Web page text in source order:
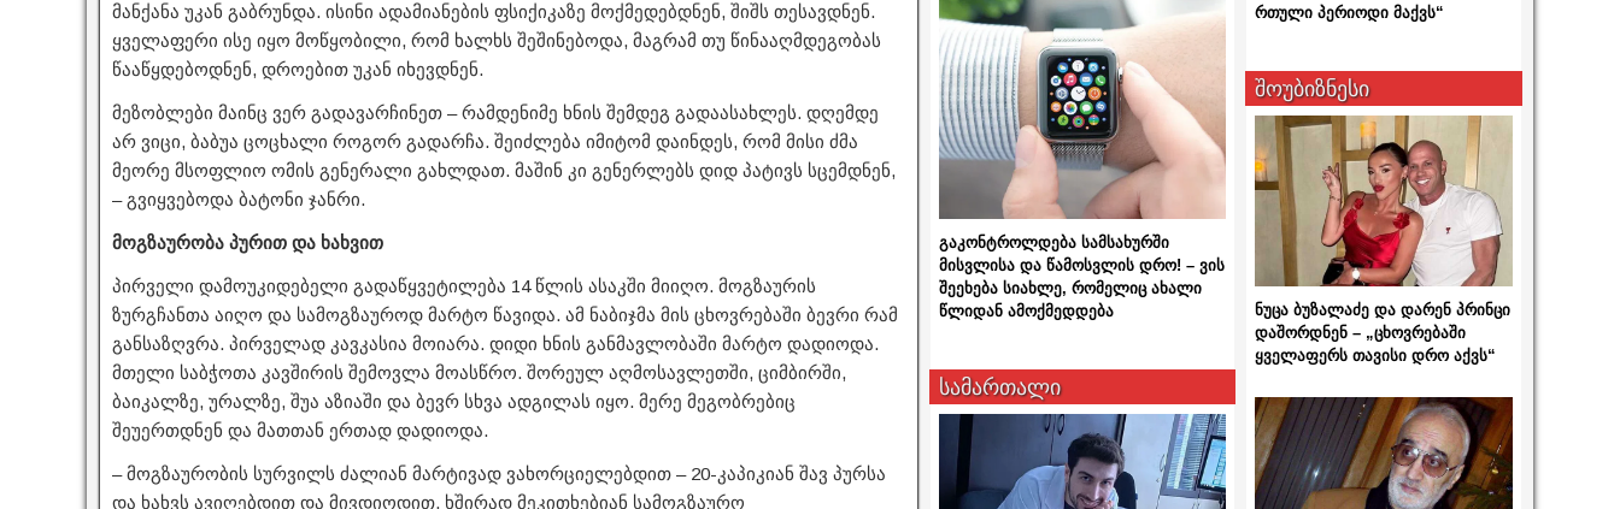
მანქანა უკან გაბრუნდა. ისინი ადამიანების ფსიქიკაზე მოქმედებდნენ, შიშს თესავდნენ.
ყველაფერი ისე იყო მოწყობილი, რომ ხალხს შეშინებოდა, მაგრამ თუ წინააღმდეგობას
წააწყდებოდნენ, დროებით უკან იხევდნენ.
მეზობლები მაინც ვერ გადავარჩინეთ – რამდენიმე ხნის შემდეგ გადაასახლეს. დღემდე
არ ვიცი, ბაბუა ცოცხალი როგორ გადარჩა. შეიძლება იმიტომ დაინდეს, რომ მისი ძმა
მეორე მსოფლიო ომის გენერალი გახლდათ. მაშინ კი გენერლებს დიდ პატივს სცემდნენ,
– გვიყვებოდა ბატონი ჯანრი.
მოგზაურობა პურით და ხახვით
პირველი დამოუკიდებელი გადაწყვეტილება 14 წლის ასაკში მიიღო. მოგზაურის
ზურგჩანთა აიღო და სამოგზაუროდ მარტო წავიდა. ამ ნაბიჯმა მის ცხოვრებაში ბევრი რამ
განსაზღვრა. პირველად კავკასია მოიარა. დიდი ხნის განმავლობაში მარტო დადიოდა.
მთელი საბჭოთა კავშირის შემოვლა მოასწრო. შორეულ აღმოსავლეთში, ციმბირში,
ბაიკალზე, ურალზე, შუა აზიაში და ბევრ სხვა ადგილას იყო. მერე მეგობრებიც
შეუერთდნენ და მათთან ერთად დადიოდა.
– მოგზაურობის სურვილს ძალიან მარტივად ვახორციელებდით – 20-კაპიკიან შავ პურსა
და ხახვს ავიღებდით და მივდიოდით. ხშირად მეკითხებიან სამოგზაურო
გაკონტროლდება სამსახურში
მისვლისა და წამოსვლის დრო! – ვის
შეეხება სიახლე, რომელიც ახალი
წლიდან ამოქმედდება
სამართალი
რთული პერიოდი მაქვს“
შოუბიზნესი
ნუცა ბუზალაძე და დარენ პრინცი
დაშორდნენ – „ცხოვრებაში
ყველაფერს თავისი დრო აქვს“